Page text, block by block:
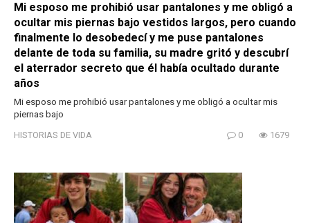
Mi esposo me prohibió usar pantalones y me obligó a
ocultar mis piernas bajo vestidos largos, pero cuando
finalmente lo desobedecí y me puse pantalones
delante de toda su familia, su madre gritó y descubrí
el aterrador secreto que él había ocultado durante
años
Mi esposo me prohibió usar pantalones y me obligó a ocultar mis
piernas bajo
HISTORIAS DE VIDA 0 1679